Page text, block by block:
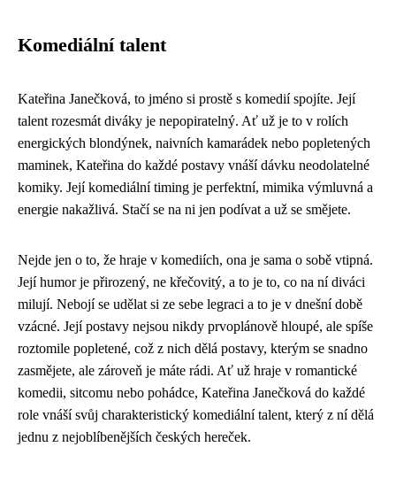
Komediální talent
Kateřina Janečková, to jméno si prostě s komedií spojíte. Její
talent rozesmát diváky je nepopiratelný. Ať už je to v rolích
energických blondýnek, naivních kamarádek nebo popletených
maminek, Kateřina do každé postavy vnáší dávku neodolatelné
komiky. Její komediální timing je perfektní, mimika výmluvná a
energie nakažlivá. Stačí se na ni jen podívat a už se smějete.
Nejde jen o to, že hraje v komediích, ona je sama o sobě vtipná.
Její humor je přirozený, ne křečovitý, a to je to, co na ní diváci
milují. Nebojí se udělat si ze sebe legraci a to je v dnešní době
vzácné. Její postavy nejsou nikdy prvoplánově hloupé, ale spíše
roztomile popletené, což z nich dělá postavy, kterým se snadno
zasmějete, ale zároveň je máte rádi. Ať už hraje v romantické
komedii, sitcomu nebo pohádce, Kateřina Janečková do každé
role vnáší svůj charakteristický komediální talent, který z ní dělá
jednu z nejoblíbenějších českých hereček.